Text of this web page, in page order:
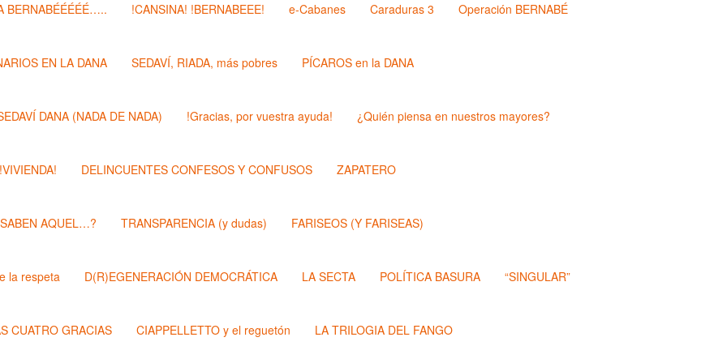
BERNABÉÉÉÉÉ….. !CANSINA! !BERNABEEE! e-Cabanes Caraduras 3 Operación BERNABÉ
EN LA DANA SEDAVÍ, RIADA, más pobres PÍCAROS en la DANA
DANA (NADA DE NADA) !Gracias, por vuestra ayuda! ¿Quién piensa en nuestros mayores?
DELINCUENTES CONFESOS Y CONFUSOS ZAPATERO
AQUEL…? TRANSPARENCIA (y dudas) FARISEOS (Y FARISEAS)
la respeta D(R)EGENERACIÓN DEMOCRÁTICA LA SECTA POLÍTICA BASURA “SINGULAR”
CUATRO GRACIAS CIAPPELLETTO y el reguetón LA TRILOGIA DEL FANGO